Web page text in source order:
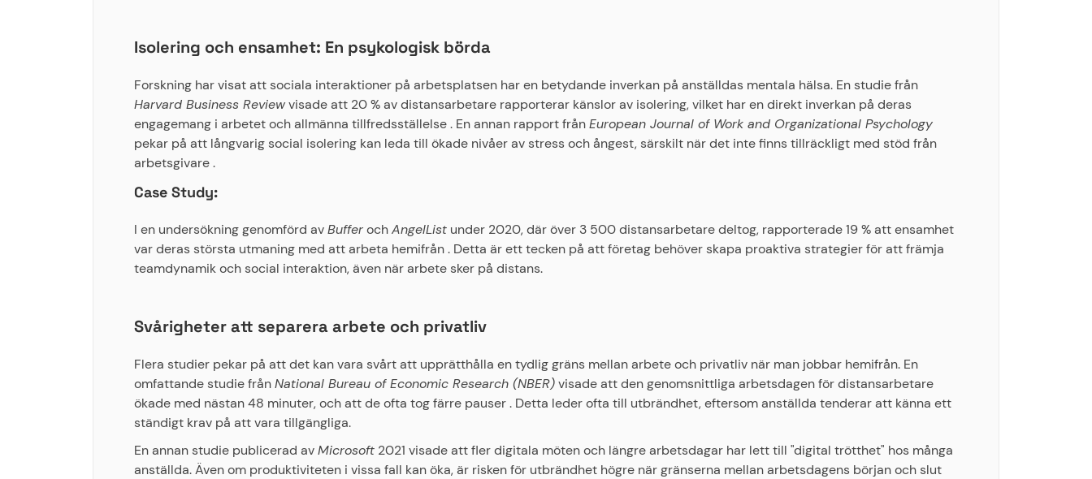
Isolering och ensamhet: En psykologisk börda
Forskning har visat att sociala interaktioner på arbetsplatsen har en betydande inverkan på anställdas mentala hälsa. En studie från
Harvard Business Reviewvisade att 20 % av distansarbetare rapporterar känslor av isolering, vilket har en direkt inverkan på deras
engagemang i arbetet och allmänna tillfredsställelse . En annan rapport frånEuropean Journal of Work and Organizational Psychology
pekar på att långvarig social isolering kan leda till ökade nivåer av stress och ångest, särskilt när det inte finns tillräckligt med stöd från
arbetsgivare .
Case Study:
I en undersökning genomförd avBufferochAngelList under 2020, där över 3 500 distansarbetare deltog, rapporterade 19 % att ensamhet
var deras största utmaning med att arbeta hemifrån . Detta är ett tecken på att företag behöver skapa proaktiva strategier för att främja
teamdynamik och social interaktion, även när arbete sker på distans.
Svårigheter att separera arbete och privatliv
Flera studier pekar på att det kan vara svårt att upprätthålla en tydlig gräns mellan arbete och privatliv när man jobbar hemifrån. En
omfattande studie frånNational Bureau of Economic Research (NBER)visade att den genomsnittliga arbetsdagen för distansarbetare
ökade med nästan 48 minuter, och att de ofta tog färre pauser . Detta leder ofta till utbrändhet, eftersom anställda tenderar att känna ett
ständigt krav på att vara tillgängliga.
En annan studie publicerad avMicrosoft 2021 visade att fler digitala möten och längre arbetsdagar har lett till "digital trötthet" hos många
anställda. Även om produktiviteten i vissa fall kan öka, är risken för utbrändhet högre när gränserna mellan arbetsdagens början och slut